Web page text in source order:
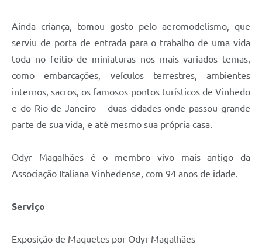
Ainda criança, tomou gosto pelo aeromodelismo, que
serviu de porta de entrada para o trabalho de uma vida
toda no feitio de miniaturas nos mais variados temas,
como embarcações, veículos terrestres, ambientes
internos, sacros, os famosos pontos turísticos de Vinhedo
e do Rio de Janeiro – duas cidades onde passou grande
parte de sua vida, e até mesmo sua própria casa.
Odyr Magalhães é o membro vivo mais antigo da
Associação Italiana Vinhedense, com 94 anos de idade.
Serviço
Exposição de Maquetes por Odyr Magalhães